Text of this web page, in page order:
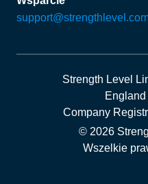
Strength Level
Company
© 2026
Wszelkie